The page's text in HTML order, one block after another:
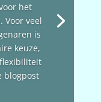
het
Voor veel
is
keuze,
blogpost